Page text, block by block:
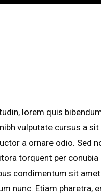
lorem quis
vulputate cursus a
a ornare odio. Sed
torquent per conubia
condimentum sit amet
nunc. Etiam pharetra,